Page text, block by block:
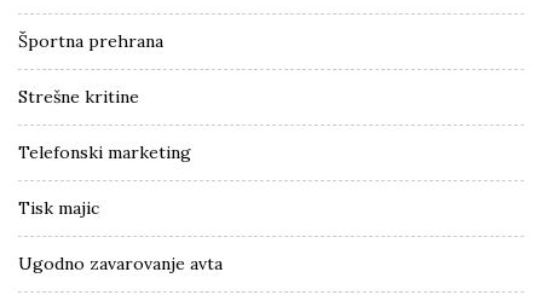
Športna prehrana
Strešne kritine
Telefonski marketing
Tisk majic
Ugodno zavarovanje avta